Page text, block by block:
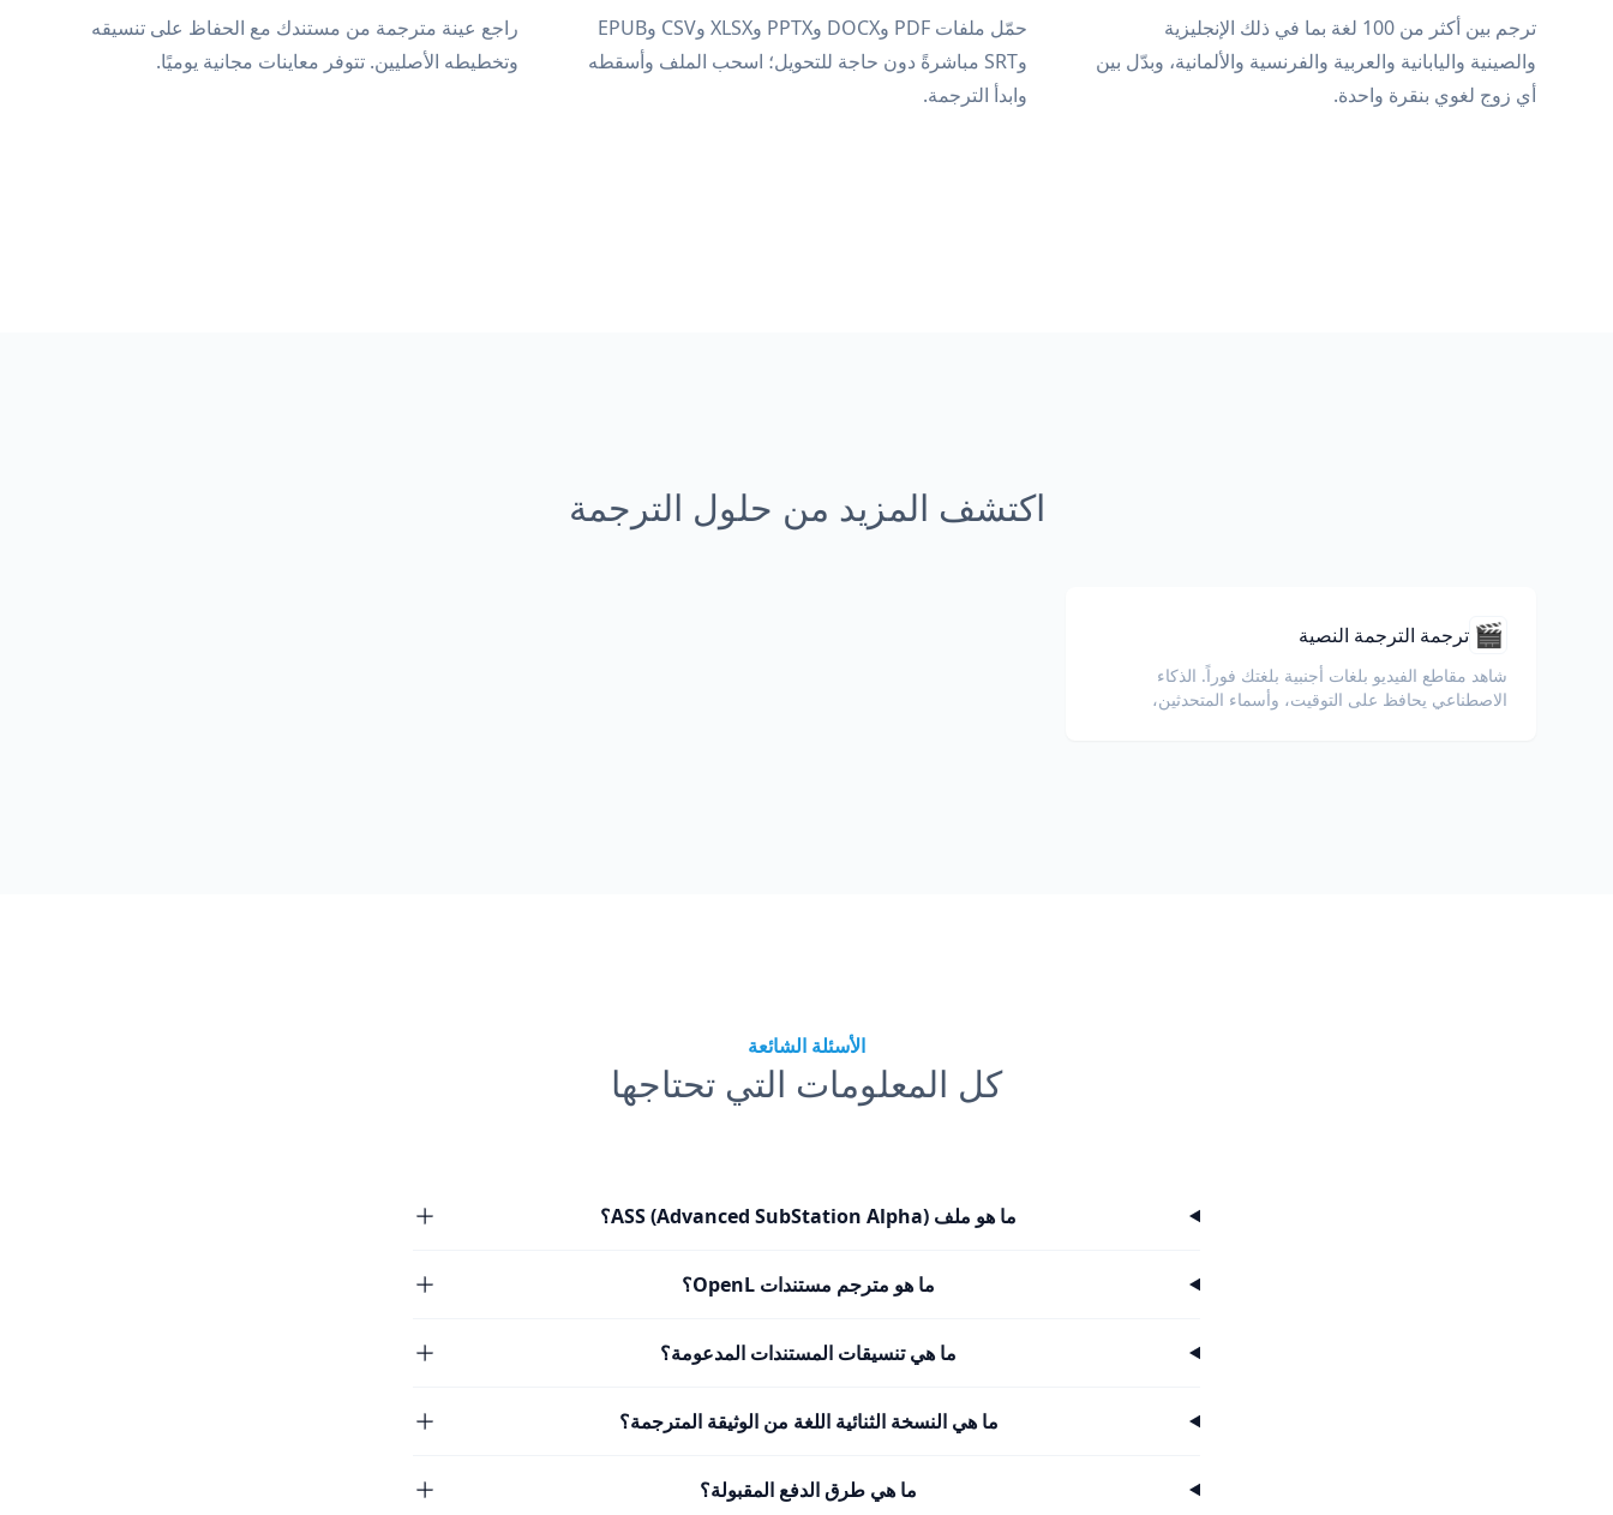
ترجم بين أكثر من 100 لغة بما في ذلك الإنجليزية
والصينية واليابانية والعربية والفرنسية والألمانية، وبدّل بين
أي زوج لغوي بنقرة واحدة.
حمّل ملفات PDF وDOCX وPPTX وXLSX وCSV وEPUB
وSRT مباشرةً دون حاجة للتحويل؛ اسحب الملف وأسقطه
وابدأ الترجمة.
راجع عينة مترجمة من مستندك مع الحفاظ على تنسيقه
وتخطيطه الأصليين. تتوفر معاينات مجانية يوميًا.
اكتشف المزيد من حلول الترجمة
🎬 ترجمة الترجمة النصية
شاهد مقاطع الفيديو بلغات أجنبية بلغتك فوراً. الذكاء
الاصطناعي يحافظ على التوقيت، وأسماء المتحدثين،
الأسئلة الشائعة
كل المعلومات التي تحتاجها
ما هو ملف ASS (Advanced SubStation Alpha)؟
ما هو مترجم مستندات OpenL؟
ما هي تنسيقات المستندات المدعومة؟
ما هي النسخة الثنائية اللغة من الوثيقة المترجمة؟
ما هي طرق الدفع المقبولة؟